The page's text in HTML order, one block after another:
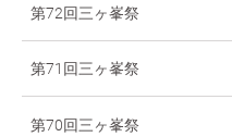
第72回三ヶ峯祭
第71回三ヶ峯祭
第70回三ヶ峯祭